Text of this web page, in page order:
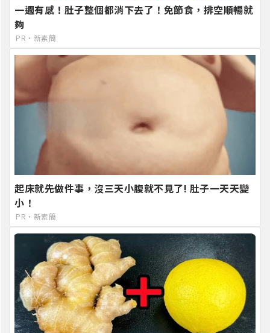
一週有感！肚子整個都消下去了！免節食，排空順暢就
夠
PR・新素簡
起床就先做件事，沒三天小腹就不見了! 肚子一天天變
小！
PR・新素簡